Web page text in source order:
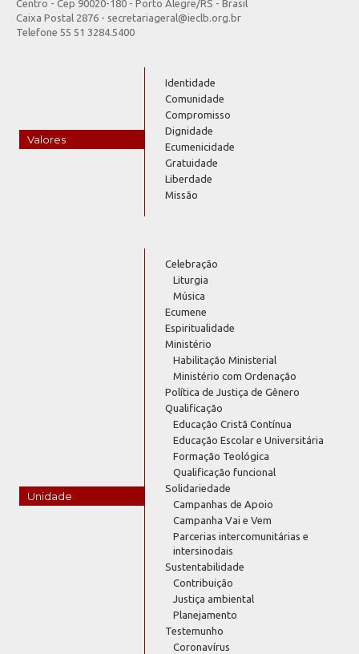
Centro - Cep 90020-180 - Porto Alegre/RS - Brasil
Caixa Postal 2876 - secretariageral@ieclb.org.br
Telefone 55 51 3284.5400
Valores
Identidade
Comunidade
Compromisso
Dignidade
Ecumenicidade
Gratuidade
Liberdade
Missão
Unidade
Celebração
Liturgia
Música
Ecumene
Espiritualidade
Ministério
Habilitação Ministerial
Ministério com Ordenação
Política de Justiça de Gênero
Qualificação
Educação Cristã Contínua
Educação Escolar e Universitária
Formação Teológica
Qualificação funcional
Solidariedade
Campanhas de Apoio
Campanha Vai e Vem
Parcerias intercomunitárias e
intersinodais
Sustentabilidade
Contribuição
Justiça ambiental
Planejamento
Testemunho
Coronavírus